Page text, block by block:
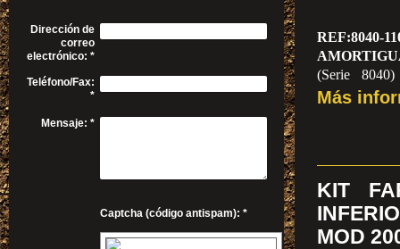
REF:8040-
(Serie 8040)
UNIDAD
Más
KIT
MOD
Dirección de
correo
electrónico: *
Teléfono/Fax:
*
Mensaje: *
Captcha (código antispam): *